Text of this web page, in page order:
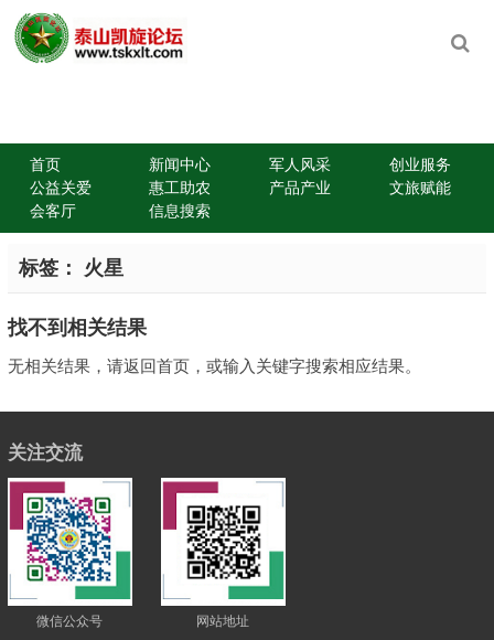
首页 新闻中心 军人风采
创业服务
公益关爱
惠工助农 产品产业
文旅赋能
会客厅
信息搜索
标签： 火星
找不到相关结果
无相关结果，请返回首页，或输入关键字搜索相应结果。
关注交流
微信公众号 网站地址